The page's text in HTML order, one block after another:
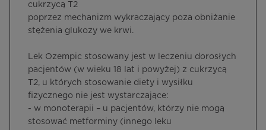
cukrzycą T2
poprzez mechanizm wykraczający poza obniżanie
stężenia glukozy we krwi.
Lek Ozempic stosowany jest w leczeniu dorosłych
pacjentów (w wieku 18 lat i powyżej) z cukrzycą
T2, u których stosowanie diety i wysiłku
fizycznego nie jest wystarczające:
- w monoterapii – u pacjentów, którzy nie mogą
stosować metforminy (innego leku